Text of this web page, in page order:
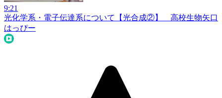
9:21
光化学系・電子伝達系について【光合成②】 高校生物矢口
はっぴー